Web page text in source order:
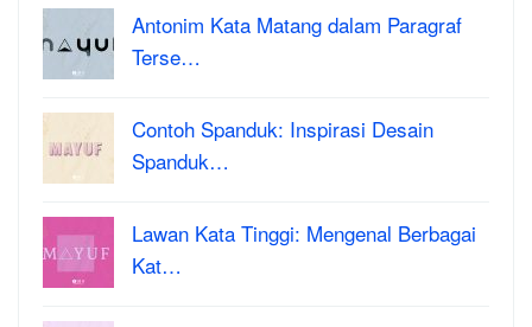
Antonim Kata Matang dalam Paragraf
Terse…
Contoh Spanduk: Inspirasi Desain
Spanduk…
Lawan Kata Tinggi: Mengenal Berbagai
Kat…